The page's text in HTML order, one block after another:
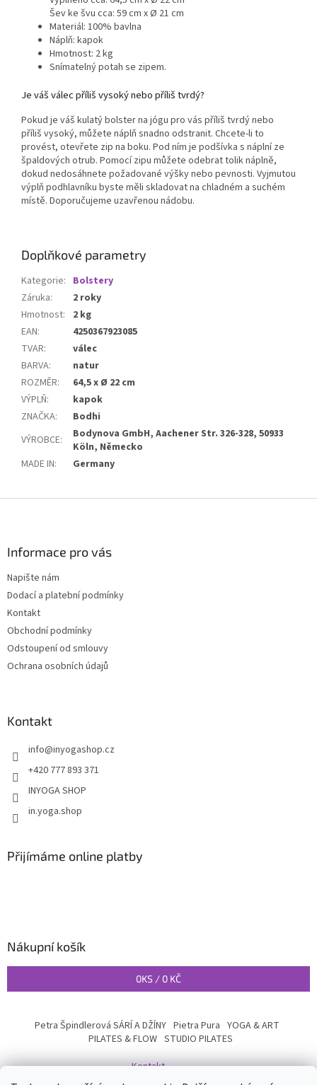
Šev ke švu cca: 59 cm x Ø 21 cm
Materiál: 100% bavlna
Náplň: kapok
Hmotnost: 2 kg
Snímatelný potah se zipem.
Je váš válec příliš vysoký nebo příliš tvrdý?
Pokud je váš kulatý bolster na jógu pro vás příliš tvrdý nebo
příliš vysoký, můžete náplň snadno odstranit. Chcete-li to
provést, otevřete zip na boku. Pod ním je podšívka s náplní ze
špaldových otrub. Pomocí zipu můžete odebrat tolik náplně,
dokud nedosáhnete požadované výšky nebo pevnosti. Vyjmutou
výplň podhlavníku byste měli skladovat na chladném a suchém
místě. Doporučujeme uzavřenou nádobu.
Doplňkové parametry
Kategorie: Bolstery
Záruka:
2 roky
Hmotnost:
2 kg
EAN:
4250367923085
TVAR:
válec
BARVA:
natur
ROZMĚR:
64,5 x Ø 22 cm
VÝPLŇ:
kapok
ZNAČKA:
Bodhi
VÝROBCE:
Bodynova GmbH, Aachener Str. 326-328, 50933
Köln, Německo
MADE IN: Germany
Informace pro vás
Napište nám
Dodací a platební podmínky
Kontakt
Obchodní podmínky
Odstoupení od smlouvy
Ochrana osobních údajů
Kontakt
info@inyogashop.cz
+420 777 893 371
INYOGA SHOP
in.yoga.shop
Přijímáme online platby
Nákupní košík
0KS / 0 KČ
Petra Špindlerová SÁRÍ A DŽÍNY Pietra Pura YOGA & ART
PILATES & FLOW STUDIO PILATES
Kontakt